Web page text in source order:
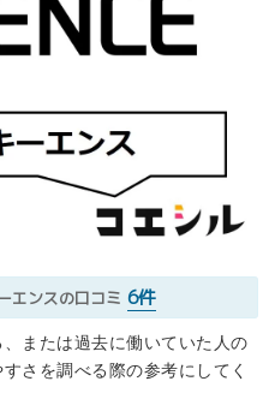
エンスの口コミ 6件
または過去に働いていた人の
さを調べる際の参考にしてく